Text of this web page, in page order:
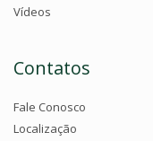
Vídeos
Contatos
Fale Conosco
Localização